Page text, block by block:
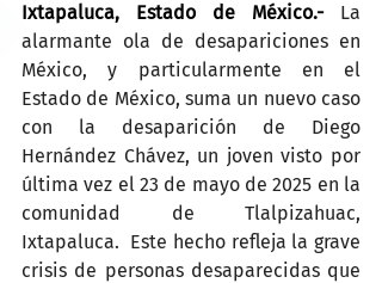
Ixtapaluca, Estado de México.- La
alarmante ola de desapariciones en
México, y particularmente en el
Estado de México, suma un nuevo caso
con la desaparición de Diego
Hernández Chávez, un joven visto por
última vez el 23 de mayo de 2025 en la
comunidad de Tlalpizahuac,
Ixtapaluca.  Este hecho refleja la grave
crisis de personas desaparecidas que